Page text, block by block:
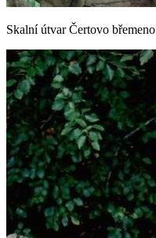
Skalní útvar Čertovo břemeno